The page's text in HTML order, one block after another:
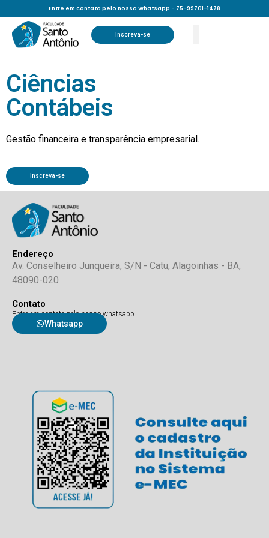
Entre em contato pelo nosso Whatsapp - 75-99701-1478
Inscreva-se
Ciências
Contábeis
Gestão financeira e transparência empresarial.
Inscreva-se
Endereço
Av. Conselheiro Junqueira, S/N - Catu, Alagoinhas - BA,
48090-020
Contato
Entre em contato pelo nosso whatsapp
Whatsapp